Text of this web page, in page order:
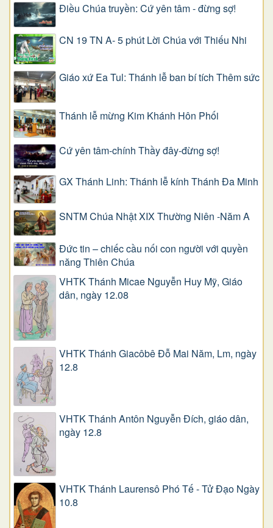
Điều Chúa truyền: Cứ yên tâm - đừng sợ!
CN 19 TN A- 5 phút Lời Chúa với Thiếu Nhi
Giáo xứ Ea Tul: Thánh lễ ban bí tích Thêm sức
Thánh lễ mừng Kim Khánh Hôn Phối
Cứ yên tâm-chính Thầy đây-đừng sợ!
GX Thánh Linh: Thánh lễ kính Thánh Đa Minh
SNTM Chúa Nhật XIX Thường Niên -Năm A
Đức tin – chiếc cầu nối con người với quyền
năng Thiên Chúa
VHTK Thánh Micae Nguyễn Huy Mỹ, Giáo
dân, ngày 12.08
VHTK Thánh Giacôbê Ðỗ Mai Năm, Lm, ngày
12.8
VHTK Thánh Antôn Nguyễn Ðích, giáo dân,
ngày 12.8
VHTK Thánh Laurensô Phó Tế - Tử Đạo Ngày
10.8